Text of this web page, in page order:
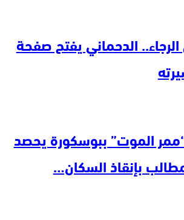
الدحماني يفتح صفحة
“ممر الموت” ببوسكورة يحصد
بإنقاذ السكان…